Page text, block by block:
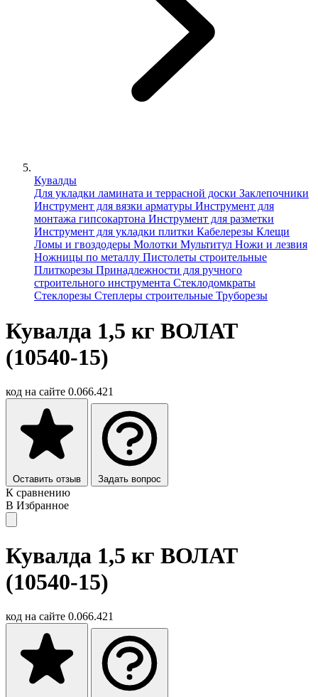
Кувалды
Для укладки ламината и террасной доски Заклепочники
Инструмент для вязки арматуры Инструмент для
монтажа гипсокартона Инструмент для разметки
Инструмент для укладки плитки Кабелерезы Клещи
Ломы и гвоздодеры Молотки Мультитул Ножи и лезвия
Ножницы по металлу Пистолеты строительные
Плиткорезы Принадлежности для ручного
строительного инструмента Стеклодомкраты
Стеклорезы Степлеры строительные Труборезы
Кувалда 1,5 кг ВОЛАТ
(10540-15)
код на сайте 0.066.421
Оставить отзыв Задать вопрос
К сравнению
В Избранное
Кувалда 1,5 кг ВОЛАТ
(10540-15)
код на сайте 0.066.421